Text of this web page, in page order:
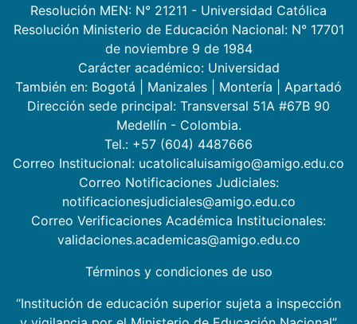
Resolución MEN: N° 21211 - Universidad Católica
Resolución Ministerio de Educación Nacional: N° 17701
de noviembre 9 de 1984
Carácter académico: Universidad
También en: Bogotá Manizales Montería
Apartadó
Dirección sede principal: Transversal 51A #67B 90
Medellín - Colombia.
Tel.: +57 (604) 4487666
Correo Institucional: ucatolicaluisamigo@amigo.edu.co
Correo Notificaciones Judiciales:
notificacionesjudiciales@amigo.edu.co
Correo Verificaciones Académica Institucionales:
validaciones.academicas@amigo.edu.co
Términos y condiciones de uso
“Institución de educación superior sujeta a inspección